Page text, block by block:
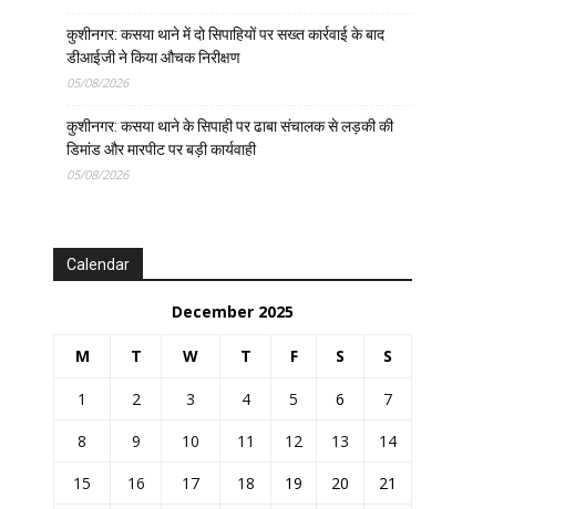
कुशीनगर: कसया थाने में दो सिपाहियों पर सख्त कार्रवाई के बाद
डीआईजी ने किया औचक निरीक्षण
05/08/2026
कुशीनगर: कसया थाने के सिपाही पर ढाबा संचालक से लड़की की
डिमांड और मारपीट पर बड़ी कार्यवाही
05/08/2026
Calendar
December 2025
M T W T F S S
1 2 3 4 5 6
7
8
9 10 11 12 13
14
15
16 17 18 19 20
21